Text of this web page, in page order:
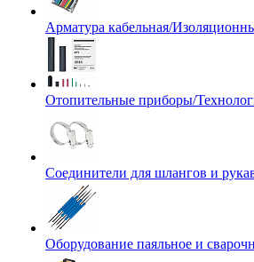
Арматура кабельная/
Отопительные приборы/
Соединители для шлангов и
Оборудование паяльное и